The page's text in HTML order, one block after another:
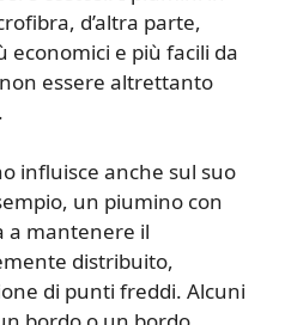
d’altra parte,
e più facili da
essere altrettanto
influisce anche sul suo
un piumino con
a mantenere il
distribuito,
di punti freddi. Alcuni